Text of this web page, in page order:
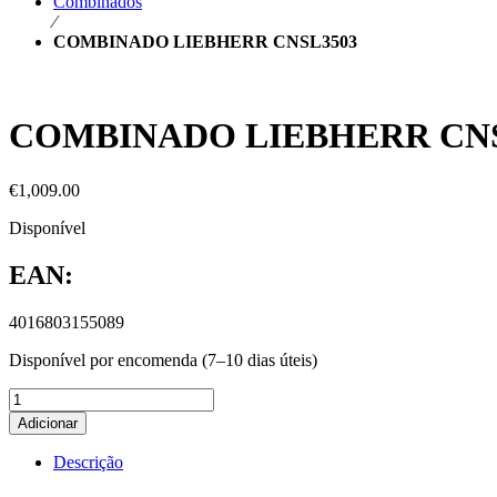
⁄
COMBINADO LIEBHERR CNSL3503
COMBINADO LIEBHERR
€1,009.00
Disponível
EAN:
4016803155089
Disponível por encomenda (7–10 dias úteis)
Adicionar
Descrição